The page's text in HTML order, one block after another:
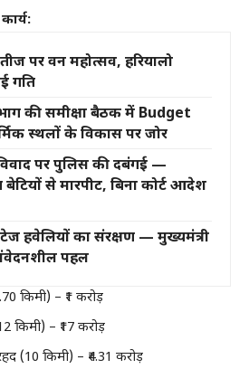
पर वन महोत्सव, हरियालो
गति
की समीक्षा बैठक में Budget
स्थलों के विकास पर जोर
पर पुलिस की दबंगई —
से मारपीट, बिना कोर्ट आदेश
हवेलियों का संरक्षण — मुख्यमंत्री
पहल
किमी) – ₹1 करोड़
किमी) – ₹17 करोड़
(10 किमी) – ₹4.31 करोड़